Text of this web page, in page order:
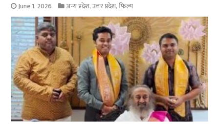
June 1, 2026 अन्य प्रदेश,उत्तर प्रदेश,फिल्म